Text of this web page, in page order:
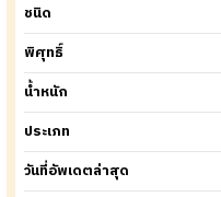
ชนิด
พิศุทธิ์
น้ำหนัก
ประเภท
วันที่อัพเดตล่าสุด